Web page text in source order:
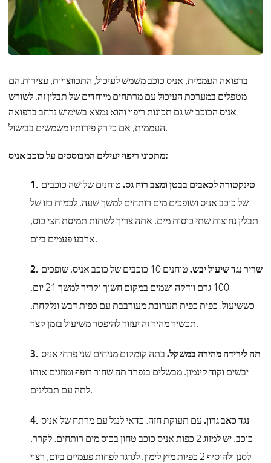
ברפואה העממית, אניס כוכב משמש לעיכול, התכווצויות, עצירות.הם
מטפלים במערכת העיכול עם מרתחים מיוחדים של תבלין זה. לשורש
אניס הכוכב יש גם תכונות ריפוי והוא נמצא בשימוש נרחב ברפואה
העממית, אם כי רק פירותיו משמשים בבישול.
מתכוני ריפוי יעילים המבוססים על כוכב אניס:
טינקטורה לכאבים בבטן ומצב רוח גס. טוחנים שלושה כוכבים
של כוכב אניס ושופכים מים רותחים למשך שעה. לכמות כזו של
תבלין נחוצות שתי כוסות מים. אתה צריך לשתות תמיסת חצי כוס,
ארבע פעמים ביום.
שריר נגד שיעול יבש.
טוחנים 10 כוכבים של כוכב אניס, שופכים
100 גרם וודקה ושמים במקום חשוך וקריר למשך 21 יום.
כששיעול, כפית כפית תערובת מעורבבת עם כפית דבש ונלקחת.
תכשיר מהיר זה יעזור להיפטר משיעול בזמן קצר.
תה לירידה מהירה במשקל. בתה קומקום מניחים שני פרחי אניס
יבשים וקוד קינמון. מבשלים בנפרד תה שחור רופף ומוזגים אותו
לתה עם תבלינים.
נגד כאב גרון. עם תעוקת חזה, כדאי לנגל עם מרתח של אניס
כוכב. יש למזוג 2 כפות אניס כוכב טחון בכוס מים רותחים, לקרר,
לסנן ולהוסיף 2 כפיות מיץ לימון. לגרגר לפחות פעמיים ביום, רצוי